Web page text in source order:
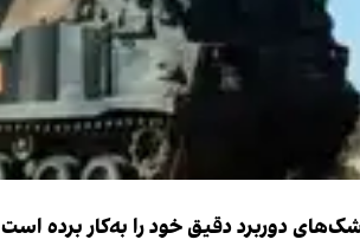
دوربرد دقیق خود را به‌کار برده است